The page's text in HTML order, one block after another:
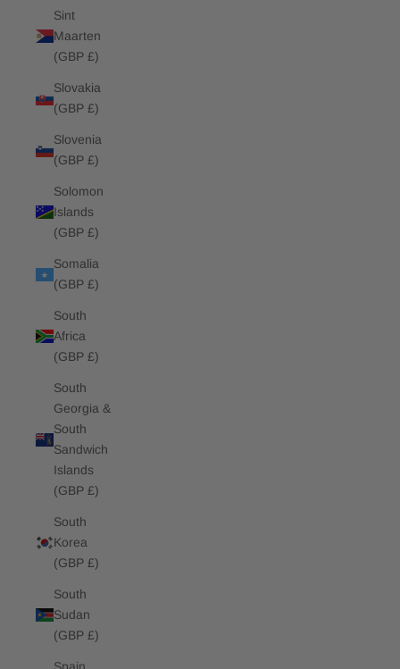
Sint
Maarten
(GBP £)
Slovakia
(GBP £)
Slovenia
(GBP £)
Solomon
Islands
(GBP £)
Somalia
(GBP £)
South
Africa
(GBP £)
South
Georgia &
South
Sandwich
Islands
(GBP £)
South
Korea
(GBP £)
South
Sudan
(GBP £)